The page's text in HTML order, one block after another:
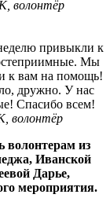
волонтёр
привыкли к
Мы
к вам на помощь!
дружно. У нас
Спасибо всем!
волонтёр
волонтерам из
Иванской
Дарье,
мероприятия.